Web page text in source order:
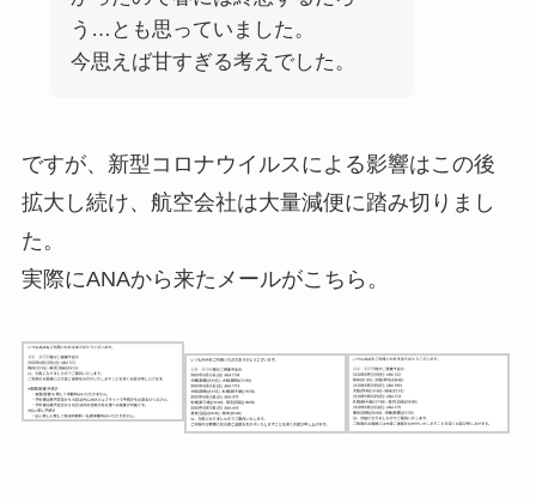
う…とも思っていました。
今思えば甘すぎる考えでした。
ですが、新型コロナウイルスによる影響はこの後
拡大し続け、航空会社は大量減便に踏み切りまし
た。
実際にANAから来たメールがこちら。